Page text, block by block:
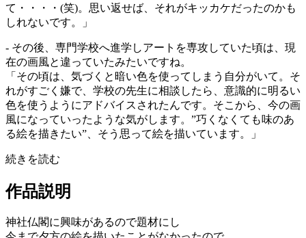
て・・・・(笑)。思い返せば、それがキッカケだったのかも
しれないです。」
- その後、専門学校へ進学しアートを専攻していた頃は、現
在の画風と違っていたみたいですね。
「その頃は、気づくと暗い色を使ってしまう自分がいて。そ
れがすごく嫌で、学校の先生に相談したら、意識的に明るい
色を使うようにアドバイスされたんです。そこから、今の画
風になっていったような気がします。”巧くなくても味のあ
る絵を描きたい”、そう思って絵を描いています。」
続きを読む
作品説明
神社仏閣に興味があるので題材にし